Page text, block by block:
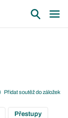
Přidat soutěž do záložek
Přestupy